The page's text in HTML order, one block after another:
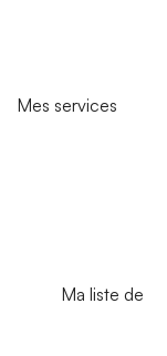
Mes services
Ma liste de